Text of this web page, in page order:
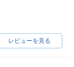
レビューを見る